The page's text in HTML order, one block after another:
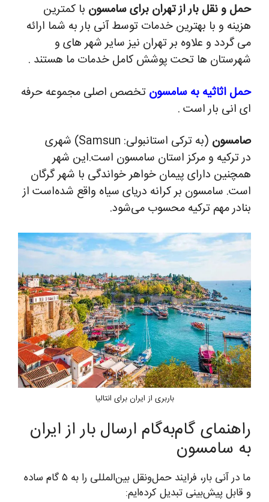
حمل و نقل بار از تهران برای سامسون با کمترین
هزینه و با بهترین خدمات توسط آنی بار به شما ارائه
می گردد و علاوه بر تهران نیز سایر شهر های و
شهرستان ها تحت پوشش کامل خدمات ما هستند .
حمل اثاثیه به سامسون تخصص اصلی مجموعه حرفه
ای انی بار است .
صامسون (به ترکی استانبولی: Samsun) شهری
در ترکیه و مرکز استان سامسون است.این شهر
همچنین دارای پیمان خواهر خواندگی با شهر گرگان
است. سامسون بر کرانه دریای سیاه واقع شده‌است از
بنادر مهم ترکیه محسوب می‌شود.
باربری از ایران برای انتالیا
راهنمای گام‌به‌گام ارسال بار از ایران
به سامسون
ما در آنی بار، فرایند حمل‌ونقل بین‌المللی را به ۵ گام ساده
و قابل پیش‌بینی تبدیل کرده‌ایم: